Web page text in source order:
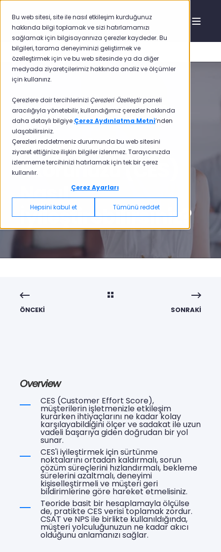
Bu web sitesi, site ile nasıl etkileşim kurduğunuz
hakkında bilgi toplamak ve sizi hatırlamamızı
sağlamak için bilgisayarınıza çerezler kaydeder. Bu
bilgileri, tarama deneyiminizi geliştirmek ve
özelleştirmek için ve bu web sitesinde ya da diğer
medyada ziyaretçilerimiz hakkında analiz ve ölçümler
için kullanırız.
Çerezlere dair tercihlerinizi Çerezleri Özelleştirpaneli
aracılığıyla yönetebilir, kullandığımız çerezler hakkında
daha detaylı bilgiye Çerez Aydınlatma Metni’nden
ulaşabilirsiniz.
Çerezleri reddetmeniz durumunda bu web sitesini
ziyaret ettiğinize ilişkin bilgiler izlenmez. Tarayıcınızda
izlenmeme tercihinizi hatırlamak için tek bir çerez
kullanılır.
Çerez Ayarları
Hepsini kabul et Tümünü reddet
Mehmet Oğuz Özdil
7 Şub 2025 17:43:42
6 min read
Müşteri Efor
Skorunuzu (CES)
Nasıl
İyileştirebilirsiniz?
ÖNCEKI SONRAKI
Overview
CES (Customer Effort Score),
müşterilerin işletmenizle etkileşim
kurarken ihtiyaçlarını ne kadar kolay
karşılayabildiğini ölçer ve sadakat ile uzun
vadeli başarıya giden doğrudan bir yol
sunar.
CES'i iyileştirmek için sürtünme
noktalarını ortadan kaldırmalı, sorun
çözüm süreçlerini hızlandırmalı, bekleme
sürelerini azaltmalı, deneyimi
kişiselleştirmeli ve müşteri geri
bildirimlerine göre hareket etmelisiniz.
Teoride basit bir hesaplamayla ölçülse
de, pratikte CES verisi toplamak zordur.
CSAT ve NPS ile birlikte kullanıldığında,
müşteri yolculuğunuzun ne kadar akıcı
olduğunu anlamanızı sağlar.